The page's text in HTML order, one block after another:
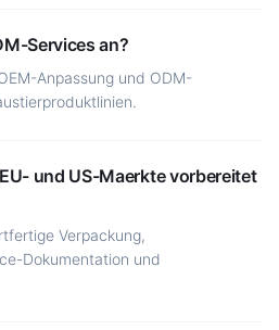
Services an?
Anpassung und ODM-
und US-Maerkte vorbereitet
Verpackung,
Dokumentation und